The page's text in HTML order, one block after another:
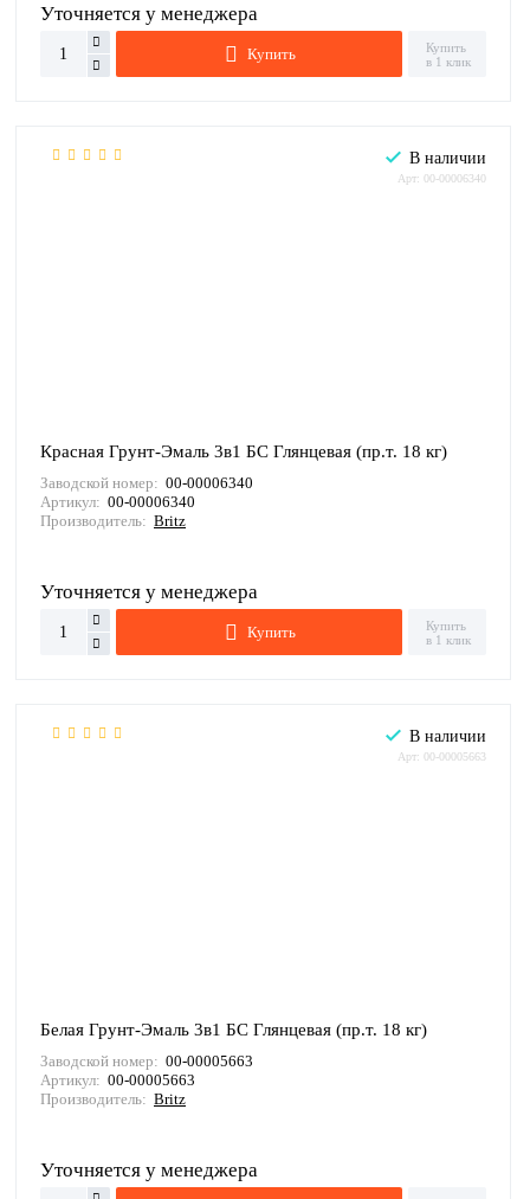
Уточняется у менеджера
Купить
Купить
в 1 клик
В наличии
Арт: 00-00006340
Красная Грунт-Эмаль 3в1 БС Глянцевая (пр.т. 18 кг)
Заводской номер: 00-00006340
Артикул: 00-00006340
Производитель: Britz
Уточняется у менеджера
Купить
Купить
в 1 клик
В наличии
Арт: 00-00005663
Белая Грунт-Эмаль 3в1 БС Глянцевая (пр.т. 18 кг)
Заводской номер: 00-00005663
Артикул: 00-00005663
Производитель: Britz
Уточняется у менеджера